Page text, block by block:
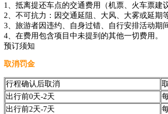
1、抵离提还车点的交通费用（机票、火车票建
2、不可抗力：因交通延阻、大风、大雾或延期
3、旅游者因违约、自身过错、自行安排活动期
4、在费用包含项目中未提到的其他一切费用。
预订须知
取消罚金
行程确认后取消
出行前0天-2天
出行前2天-7天